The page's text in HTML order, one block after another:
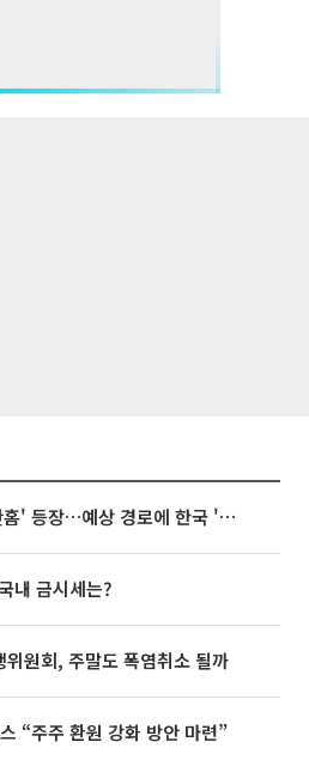
태풍 '돌핀' 이어 '찬홈' 등장…예상 경로에 한국 '한숨'
내 금시세는?
원회, 주말도 폭염취소 될까
“주주 환원 강화 방안 마련”